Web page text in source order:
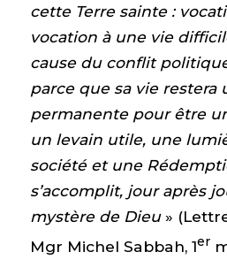
cette Terre sainte :
vocation à une vie
cause du conflit
parce que sa vie restera
permanente pour être
un levain utile, une
société et une
s’accomplit, jour après
mystère de Dieu»
Mgr Michel Sabbah, 1er